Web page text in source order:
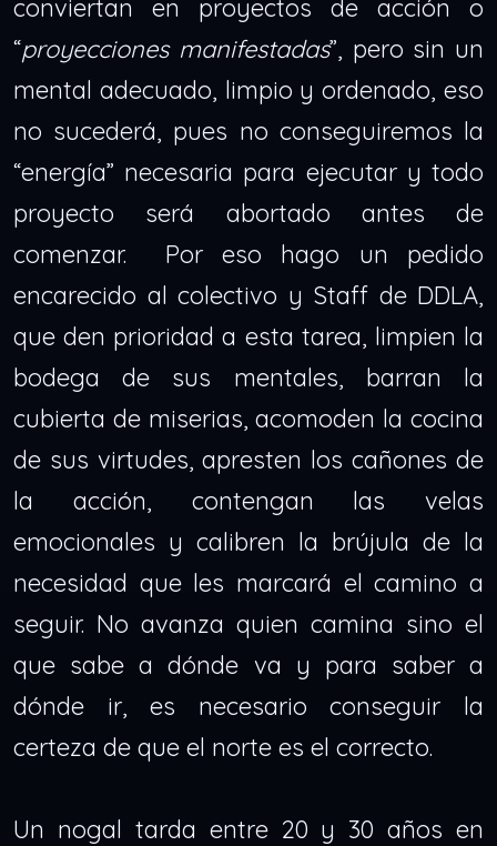
conviertan en proyectos de acción o
“proyecciones manifestadas”, pero sin un
mental adecuado, limpio y ordenado, eso
no sucederá, pues no conseguiremos la
“energía” necesaria para ejecutar y todo
proyecto será abortado antes de
comenzar. Por eso hago un pedido
encarecido al colectivo y Staff de DDLA,
que den prioridad a esta tarea, limpien la
bodega de sus mentales, barran la
cubierta de miserias, acomoden la cocina
de sus virtudes, apresten los cañones de
la acción, contengan las velas
emocionales y calibren la brújula de la
necesidad que les marcará el camino a
seguir. No avanza quien camina sino el
que sabe a dónde va y para saber a
dónde ir, es necesario conseguir la
certeza de que el norte es el correcto.
Un nogal tarda entre 20 y 30 años en